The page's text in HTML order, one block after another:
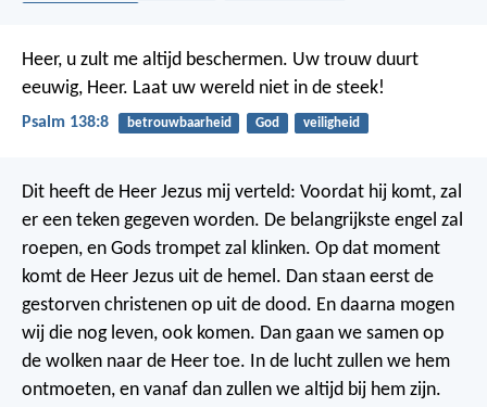
Heer, u zult me altijd beschermen. Uw trouw duurt
eeuwig, Heer. Laat uw wereld niet in de steek!
Psalm 138:8 betrouwbaarheid God veiligheid
Dit heeft de Heer Jezus mij verteld: Voordat hij komt, zal
er een teken gegeven worden. De belangrijkste engel zal
roepen, en Gods trompet zal klinken. Op dat moment
komt de Heer Jezus uit de hemel. Dan staan eerst de
gestorven christenen op uit de dood. En daarna mogen
wij die nog leven, ook komen. Dan gaan we samen op
de wolken naar de Heer toe. In de lucht zullen we hem
ontmoeten, en vanaf dan zullen we altijd bij hem zijn.